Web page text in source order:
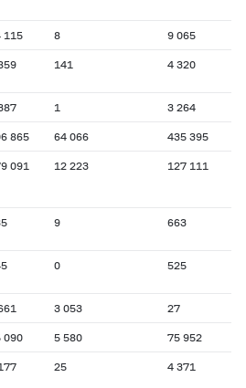
115 8 9 065
141 4 320
1 3 264
865 64 066 435 395
091 12 223 127 111
9 663
0 525
3 053 27
090 5 580 75 952
25 4 371